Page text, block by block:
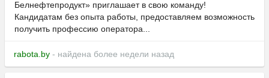
Белнефтепродукт» приглашает в свою команду!
Кандидатам без опыта работы, предоставляем возможность
получить профессию оператора...
rabota.by - найдена более недели назад